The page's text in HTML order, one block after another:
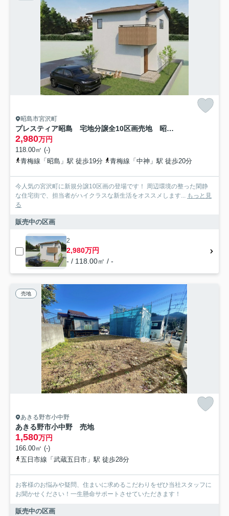
昭島市宮沢町
プレスティア昭島 宅地分譲全10区画売地 昭島市宮沢町 2号区 建築条件なし
2,980万円
118.00㎡ (-)
青梅線「昭島」駅 徒歩19分
青梅線「中神」駅 徒歩20分
今人気の宮沢町に新規分譲10区画の登場です！ 周辺環境の整った閑静
な住宅街で、担当者がハイクラスな新生活をオススメします... もっと見
る
販売中の区画
2
2,980万円
- / 118.00㎡ / -
売地
あきる野市小中野
あきる野市小中野 売地
1,580万円
166.00㎡ (-)
五日市線「武蔵五日市」駅 徒歩28分
お客様のお悩みや疑問、住まいに求めるこだわりをぜひ当社スタッフに
お聞かせください！一生懸命サポートさせていただきます！
販売中の区画